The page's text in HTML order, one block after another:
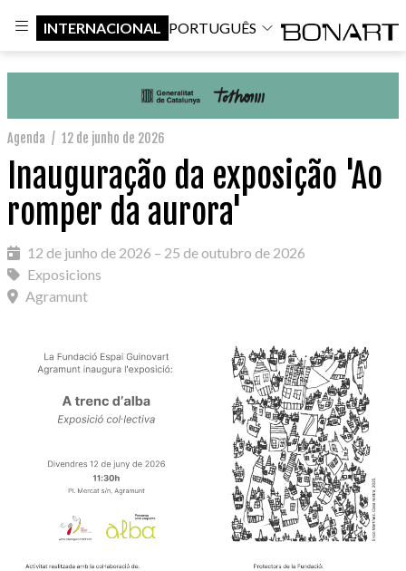
INTERNACIONAL PORTUGUÊS
Agenda / 12 de junho de 2026
Inauguração da exposição 'Ao
romper da aurora'
12 de junho de 2026 – 25 de outubro de 2026
Exposicions
Agramunt